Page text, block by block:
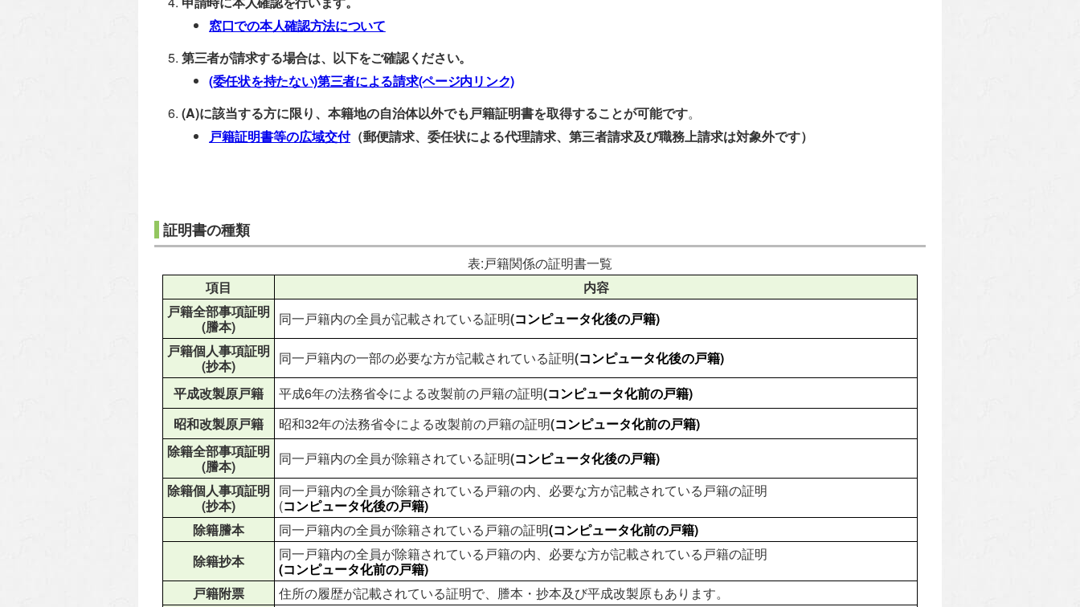
窓口での本人確認方法について
第三者が請求する場合は、以下をご確認ください。
(委任状を持たない)第三者による請求(ページ内リンク)
(A)に該当する方に限り、本籍地の自治体以外でも戸籍証明書を取得することが可能です。
戸籍証明書等の広域交付（郵便請求、委任状による代理請求、第三者請求及び職務上請求は対象外です）
証明書の種類
表:戸籍関係の証明書一覧
項目
内容
戸籍全部事項証明
(謄本)
同一戸籍内の全員が記載されている証明(コンピュータ化後の戸籍)
戸籍個人事項証明
(抄本)
同一戸籍内の一部の必要な方が記載されている証明(コンピュータ化後の戸籍)
平成改製原戸籍
平成6年の法務省令による改製前の戸籍の証明(コンピュータ化前の戸籍)
昭和改製原戸籍
昭和32年の法務省令による改製前の戸籍の証明(コンピュータ化前の戸籍)
除籍全部事項証明
(謄本)
同一戸籍内の全員が除籍されている証明(コンピュータ化後の戸籍)
除籍個人事項証明
(抄本)
同一戸籍内の全員が除籍されている戸籍の内、必要な方が記載されている戸籍の証明
(コンピュータ化後の戸籍)
除籍謄本
同一戸籍内の全員が除籍されている戸籍の証明(コンピュータ化前の戸籍)
除籍抄本
同一戸籍内の全員が除籍されている戸籍の内、必要な方が記載されている戸籍の証明
(コンピュータ化前の戸籍)
戸籍附票
住所の履歴が記載されている証明で、謄本・抄本及び平成改製原もあります。